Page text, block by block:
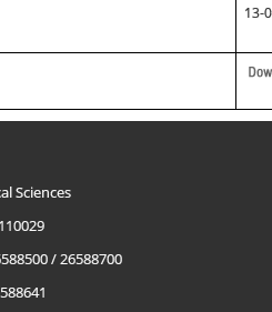
13-
Sciences
/ 26588700